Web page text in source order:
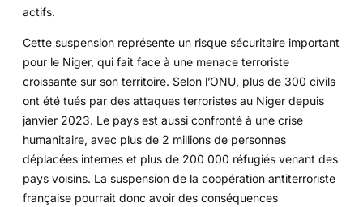
actifs.
Cette suspension représente un risque sécuritaire important
pour le Niger, qui fait face à une menace terroriste
croissante sur son territoire. Selon l’ONU, plus de 300 civils
ont été tués par des attaques terroristes au Niger depuis
janvier 2023. Le pays est aussi confronté à une crise
humanitaire, avec plus de 2 millions de personnes
déplacées internes et plus de 200 000 réfugiés venant des
pays voisins. La suspension de la coopération antiterroriste
française pourrait donc avoir des conséquences